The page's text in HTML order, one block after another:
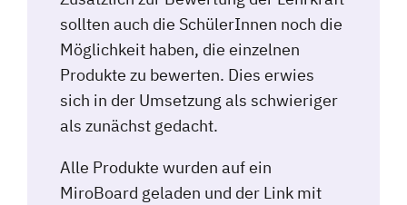
sollten auch die SchülerInnen noch die
Möglichkeit haben, die einzelnen
Produkte zu bewerten. Dies erwies
sich in der Umsetzung als schwieriger
als zunächst gedacht.
Alle Produkte wurden auf ein
MiroBoard geladen und der Link mit